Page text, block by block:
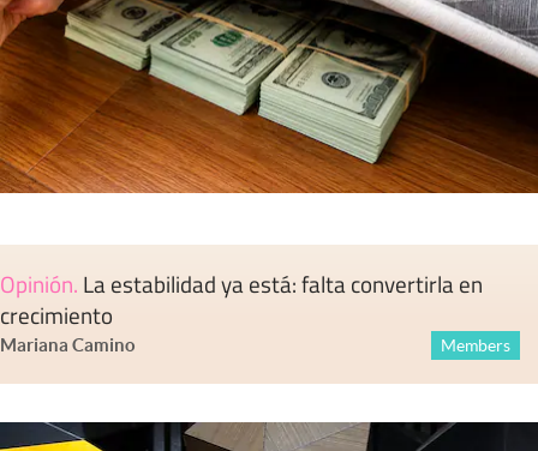
Opinión. La estabilidad ya está: falta convertirla en
crecimiento
Mariana Camino Members